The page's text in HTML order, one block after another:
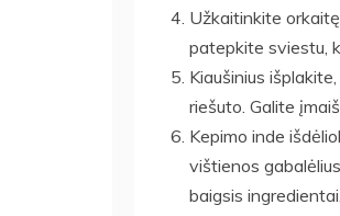
Užkaitinkite
patepkite sviestu,
Kiaušinius
riešuto. Galite
Kepimo inde
vištienos
baigsis